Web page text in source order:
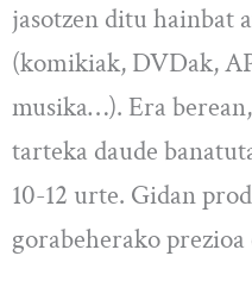
jasotzen ditu hainbat
(komikiak, DVDak,
musika…). Era
tarteka daude
10-12 urte. Gidan
gorabeherako prezioa